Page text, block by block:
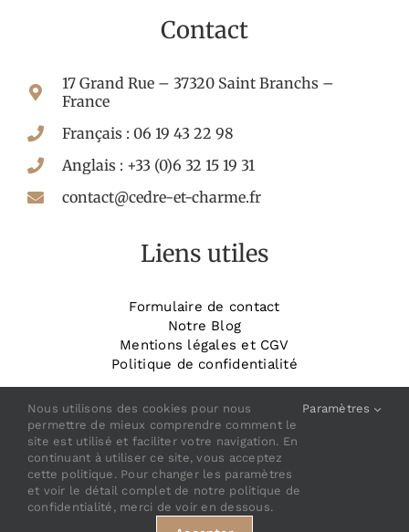
Contact
17 Grand Rue – 37320 Saint Branchs –
France
Français : 06 19 43 22 98
Anglais : +33 (0)6 32 15 19 31
contact@cedre-et-charme.fr
Liens utiles
Formulaire de contact
Notre Blog
Mentions légales et CGV
Politique de confidentialité
_______________________
Réservez votre chambre
Nous utilisons des cookies pour nous
permettre de mieux comprendre comment le
site est utilisé et faciliter votre navigation. En
continuant à utiliser ce site, vous acceptez
cette politique. Pour changer les paramètres
et voir le détail complet de notre politique de
confidentialité, merci de voir en dessous.
Paramètres